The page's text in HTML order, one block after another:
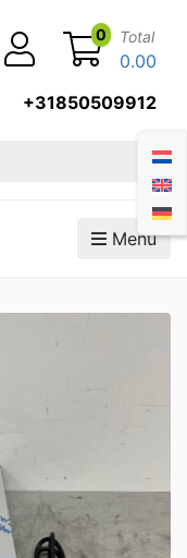
+31850509912
0 Total
0.00
Menu